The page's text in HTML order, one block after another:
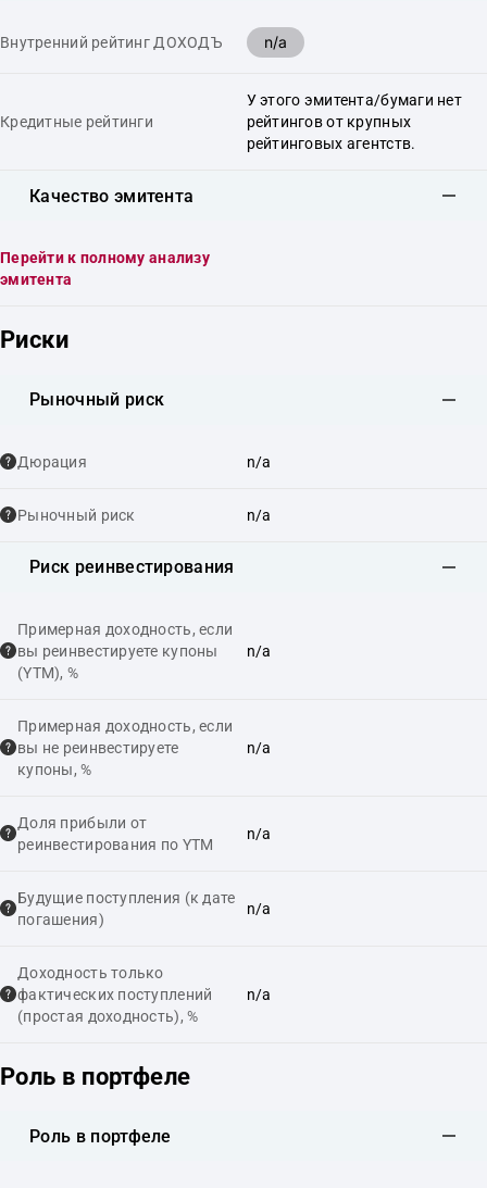
Внутренний рейтинг ДОХОДЪ n/a
Кредитные рейтинги
У этого эмитента/бумаги нет
рейтингов от крупных
рейтинговых агентств.
Качество эмитента
Перейти к полному анализу
эмитента
Риски
Рыночный риск
Дюрация n/a
Рыночный риск n/a
Риск реинвестирования
Примерная доходность, если
вы реинвестируете купоны
(YTM), %
n/a
Примерная доходность, если
вы не реинвестируете
купоны, %
n/a
Доля прибыли от
реинвестирования по YTM
n/a
Будущие поступления (к дате
погашения)
n/a
Доходность только
фактических поступлений
(простая доходность), %
n/a
Роль в портфеле
Роль в портфеле